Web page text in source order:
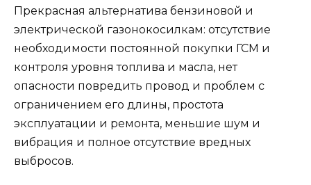
Прекрасная альтернатива бензиновой и
электрической газонокосилкам: отсутствие
необходимости постоянной покупки ГСМ и
контроля уровня топлива и масла, нет
опасности повредить провод и проблем с
ограничением его длины, простота
эксплуатации и ремонта, меньшие шум и
вибрация и полное отсутствие вредных
выбросов.